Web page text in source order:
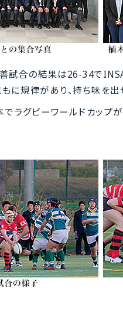
善試合の結果は26-34で
もに規律があり、持ち味を
でラグビーワールドカップ